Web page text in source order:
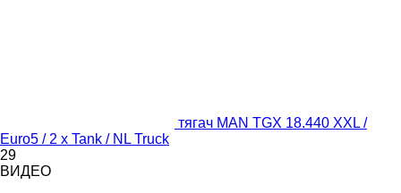
тягач MAN TGX 18.440 XXL /
Euro5 / 2 x Tank / NL Truck
29
ВИДЕО